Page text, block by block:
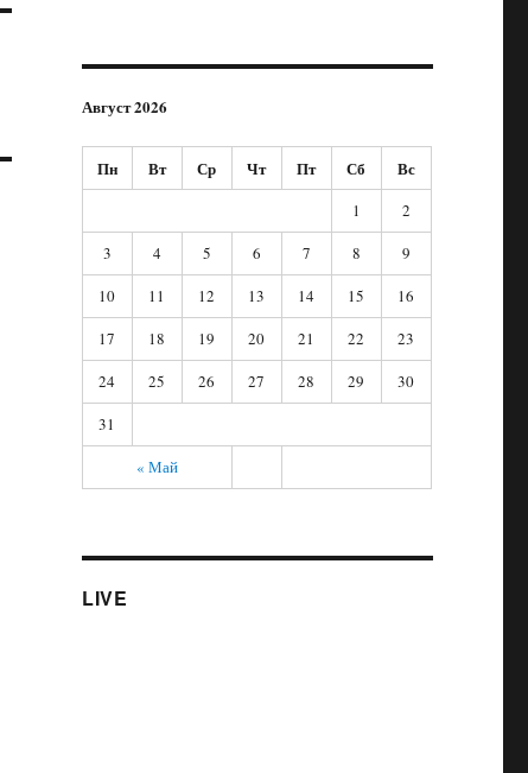
Август 2026
Пн Вт Ср Чт Пт Сб Вс
« Май
1
2
3
4 5 6 7 8
9
10
11 12 13 14 15
16
17
18 19 20 21 22
23
24
25 26 27 28 29
30
31
LIVE